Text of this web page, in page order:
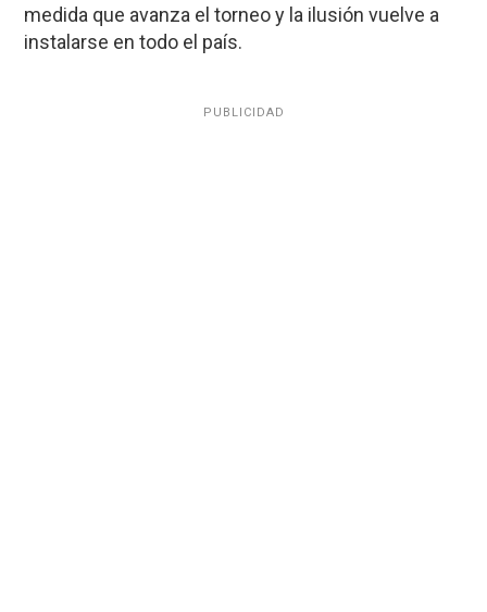
medida que avanza el torneo y la ilusión vuelve a
instalarse en todo el país.
PUBLICIDAD